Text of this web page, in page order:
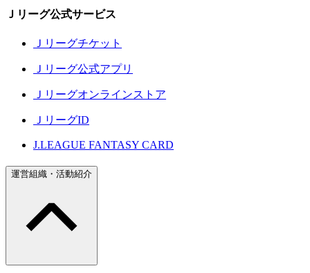
Ｊリーグ公式サービス
Ｊリーグチケット
Ｊリーグ公式アプリ
Ｊリーグオンラインストア
ＪリーグID
J.LEAGUE FANTASY CARD
運営組織・活動紹介